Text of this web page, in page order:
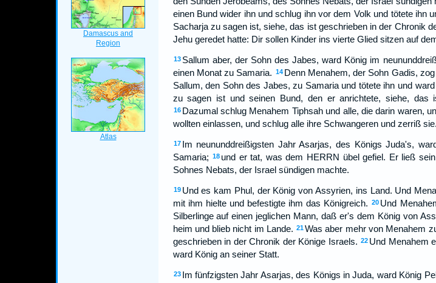
einen Bund wider ihn und schlug ihn vor dem Volk und tötete ihn
Sacharja zu sagen ist, siehe, das ist geschrieben in der Chronik
Jehu geredet hatte: Dir sollen Kinder ins vierte Glied sitzen auf
13 Sallum aber, der Sohn des Jabes, ward König im
einen Monat zu Samaria. 14 Denn Menahem, der Sohn Gadis,
Sallum, den Sohn des Jabes, zu Samaria und tötete ihn und
zu sagen ist und seinen Bund, den er anrichtete, siehe, das
16 Dazumal schlug Menahem Tiphsah und alle, die darin waren,
wollten einlassen, und schlug alle ihre Schwangeren und zerriß sie.
17 Im neununddreißigsten Jahr Asarjas, des Königs Juda's,
Samaria; 18 und er tat, was dem HERRN übel gefiel. Er ließ
Sohnes Nebats, der Israel sündigen machte.
19 Und es kam Phul, der König von Assyrien, ins Land. Und
mit ihm hielte und befestigte ihm das Königreich.
20 Und
Silberlinge auf einen jeglichen Mann, daß er's dem König von
heim und blieb nicht im Lande. 21Was aber mehr von Menahem
geschrieben in der Chronik der Könige Israels. 22 Und Menahem
ward König an seiner Statt.
23 Im fünfzigsten Jahr Asarjas, des Königs in Juda, ward König